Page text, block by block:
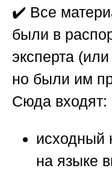
✔️ Все
были в
эксперта
но были им
Сюда входят:
исходный
на языке